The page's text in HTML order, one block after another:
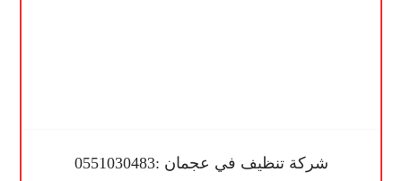
شركة تنظيف في عجمان :0551030483